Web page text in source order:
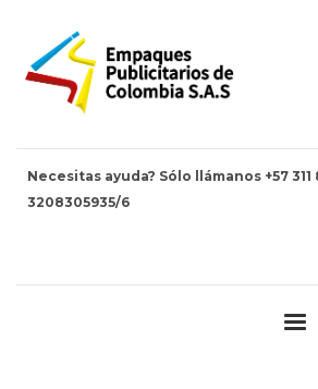
Necesitas ayuda? Sólo llámanos +57 311
3208305935/6
HOME GRACIAS POR TU SOLICITUD